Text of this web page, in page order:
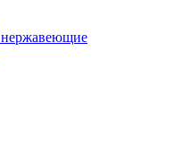
нержавеющие